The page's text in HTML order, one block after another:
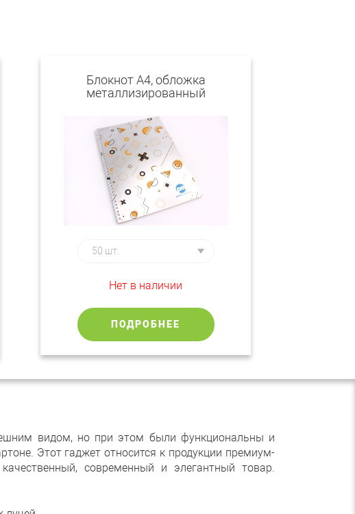
Блокнот А4, обложка
металлизированный
Нет в наличии
ПОДРОБНЕЕ
видом, но при этом были функциональны и
Этот гаджет относится к продукции премиум-
современный и элегантный товар.